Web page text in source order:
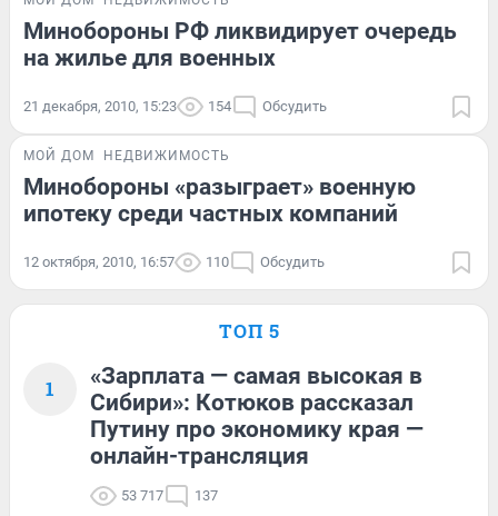
Минобороны РФ ликвидирует очередь
на жилье для военных
21 декабря, 2010, 15:23 154 Обсудить
МОЙ ДОМ НЕДВИЖИМОСТЬ
Минобороны «разыграет» военную
ипотеку среди частных компаний
12 октября, 2010, 16:57 110 Обсудить
ТОП 5
1
«Зарплата — самая высокая в
Сибири»: Котюков рассказал
Путину про экономику края —
онлайн-трансляция
53 717 137